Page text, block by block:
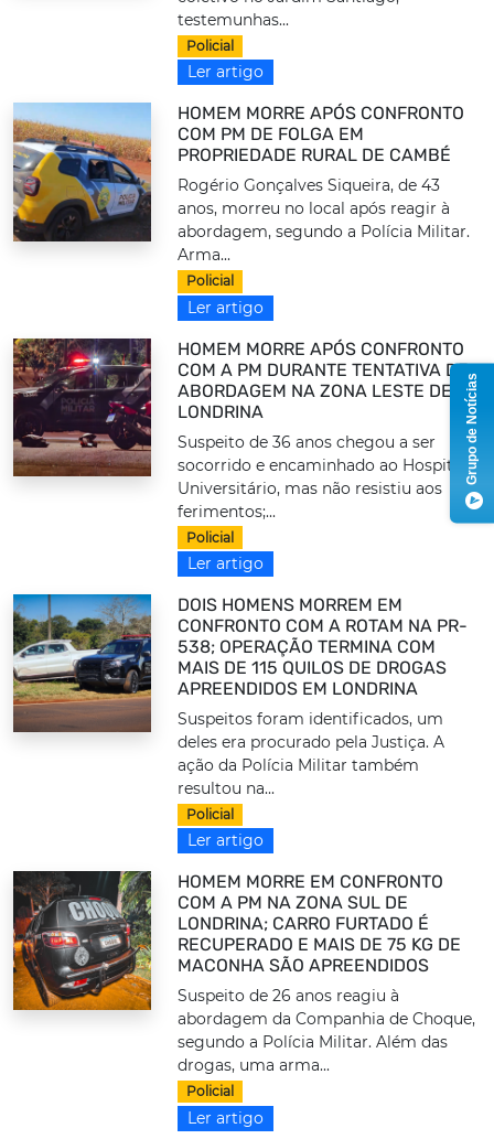
testemunhas...
Policial
Ler artigo
HOMEM MORRE APÓS CONFRONTO
COM PM DE FOLGA EM
PROPRIEDADE RURAL DE CAMBÉ
Rogério Gonçalves Siqueira, de 43
anos, morreu no local após reagir à
abordagem, segundo a Polícia Militar.
Arma...
Policial
Ler artigo
HOMEM MORRE APÓS CONFRONTO
COM A PM DURANTE TENTATIVA DE
ABORDAGEM NA ZONA LESTE DE
LONDRINA
Suspeito de 36 anos chegou a ser
socorrido e encaminhado ao Hospital
Universitário, mas não resistiu aos
ferimentos;...
Policial
Ler artigo
DOIS HOMENS MORREM EM
CONFRONTO COM A ROTAM NA PR-
538; OPERAÇÃO TERMINA COM
MAIS DE 115 QUILOS DE DROGAS
APREENDIDOS EM LONDRINA
Suspeitos foram identificados, um
deles era procurado pela Justiça. A
ação da Polícia Militar também
resultou na...
Policial
Ler artigo
HOMEM MORRE EM CONFRONTO
COM A PM NA ZONA SUL DE
LONDRINA; CARRO FURTADO É
RECUPERADO E MAIS DE 75 KG DE
MACONHA SÃO APREENDIDOS
Suspeito de 26 anos reagiu à
abordagem da Companhia de Choque,
segundo a Polícia Militar. Além das
drogas, uma arma...
Policial
Ler artigo
Grupo de Notícias